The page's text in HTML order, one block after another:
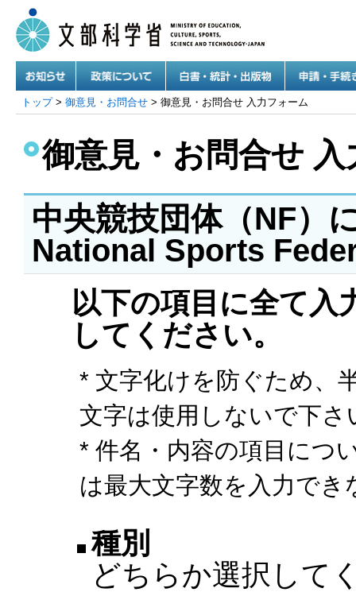
お知らせ 政策について 白書・統計・出版物 申請・手続き
トップ> 御意見・お問合せ > 御意見・お問合せ 入力フォーム
御意見・お問合せ
中央競技団体（NF）
National Sports
以下の項目に全て入
してください。
* 文字化けを防ぐため、
文字は使用しないで下さ
* 件名・内容の項目につ
は最大文字数を入力で
種別
どちらか選択して